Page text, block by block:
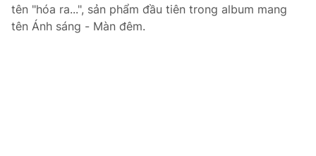
tên "hóa ra...", sản phẩm đầu tiên trong album mang
tên Ánh sáng - Màn đêm.